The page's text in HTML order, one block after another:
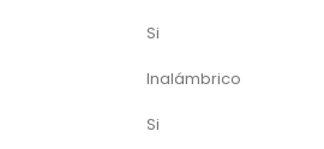
Si
Inalámbrico
Si